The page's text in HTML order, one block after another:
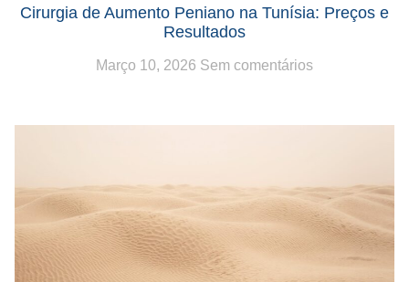
Cirurgia de Aumento Peniano na Tunísia: Preços e
Resultados
Março 10, 2026 Sem comentários